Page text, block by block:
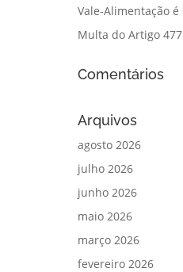
Vale-Alimentação
Multa do Artigo
Comentários
Arquivos
agosto 2026
julho 2026
junho 2026
maio 2026
março 2026
fevereiro 2026